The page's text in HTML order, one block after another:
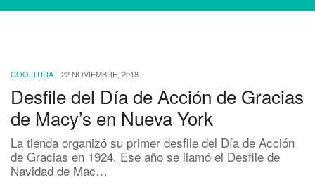
COOLTURA - 22 NOVIEMBRE, 2018
Desfile del Día de Acción de Gracias
de Macy’s en Nueva York
La tienda organizó su primer desfile del Día de Acción
de Gracias en 1924. Ese año se llamó el Desfile de
Navidad de Mac…